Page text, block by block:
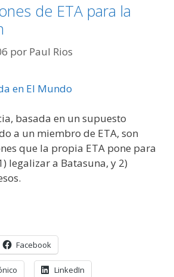
de ETA para la
por Paul Rios
en El Mundo
basada en un supuesto
a un miembro de ETA, son
que la propia ETA pone para
legalizar a Batasuna, y 2)
Facebook
LinkedIn